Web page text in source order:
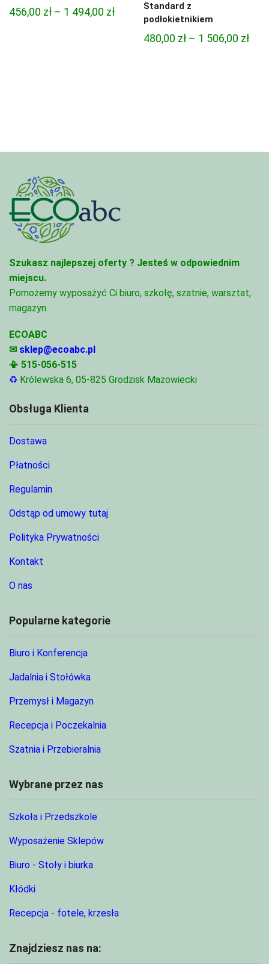
456,00 zł – 1 494,00 złZakresStandard z
podłokietnikiem
480,00 zł – 1 506,00 zł
Szukasz najlepszej oferty ? Jesteś w odpowiednim
miejscu.
Pomożemy wyposażyć Ci biuro, szkołę, szatnie, warsztat,
magazyn.
ECOABC
✉ sklep@ecoabc.pl
📳 515-056-515
♻ Królewska 6, 05-825 Grodzisk Mazowiecki
Obsługa Klienta
Dostawa
Płatności
Regulamin
Odstąp od umowy tutaj
Polityka Prywatności
Kontakt
O nas
Popularne kategorie
Biuro i Konferencja
Jadalnia i Stołówka
Przemysł i Magazyn
Recepcja i Poczekalnia
Szatnia i Przebieralnia
Wybrane przez nas
Szkoła i Przedszkole
Wyposażenie Sklepów
Biuro - Stoły i biurka
Kłódki
Recepcja - fotele, krzesła
Znajdziesz nas na: